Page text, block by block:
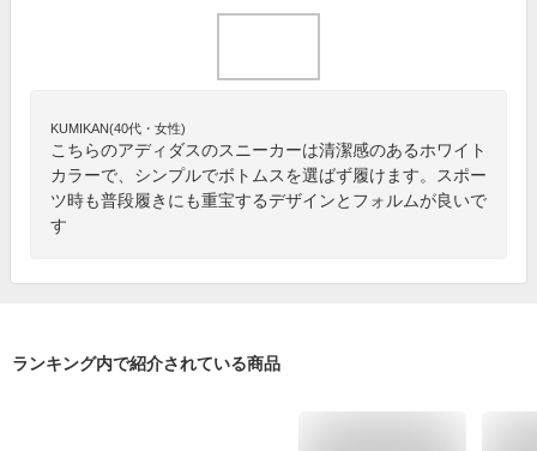
KUMIKAN(40代・女性)
こちらのアディダスのスニーカーは清潔感のあるホワイト
カラーで、シンプルでボトムスを選ばず履けます。スポー
ツ時も普段履きにも重宝するデザインとフォルムが良いで
す
ランキング内で紹介されている商品